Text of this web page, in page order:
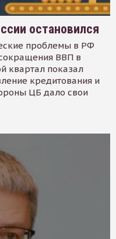
остановился
проблемы в РФ
ВВП в
квартал показал
кредитования и
ЦБ дало свои